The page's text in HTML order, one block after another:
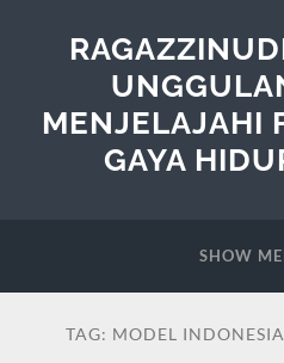
MENJELAJAHI
GAYA
SHOW
TAG: MODEL